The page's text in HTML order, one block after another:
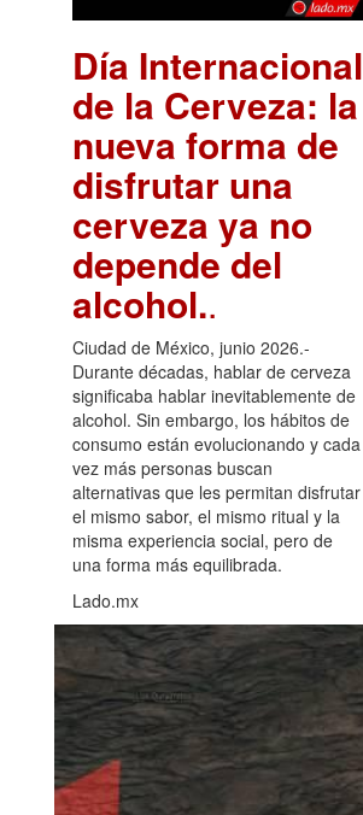
Día Internacional
de la Cerveza: la
nueva forma de
disfrutar una
cerveza ya no
depende del
alcohol..
Ciudad de México, junio 2026.-
Durante décadas, hablar de cerveza
significaba hablar inevitablemente de
alcohol. Sin embargo, los hábitos de
consumo están evolucionando y cada
vez más personas buscan
alternativas que les permitan disfrutar
el mismo sabor, el mismo ritual y la
misma experiencia social, pero de
una forma más equilibrada.
Lado.mx